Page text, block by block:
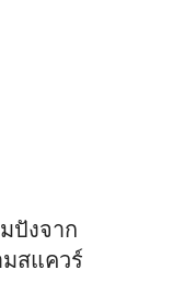
ปังจาก
มสแควร์